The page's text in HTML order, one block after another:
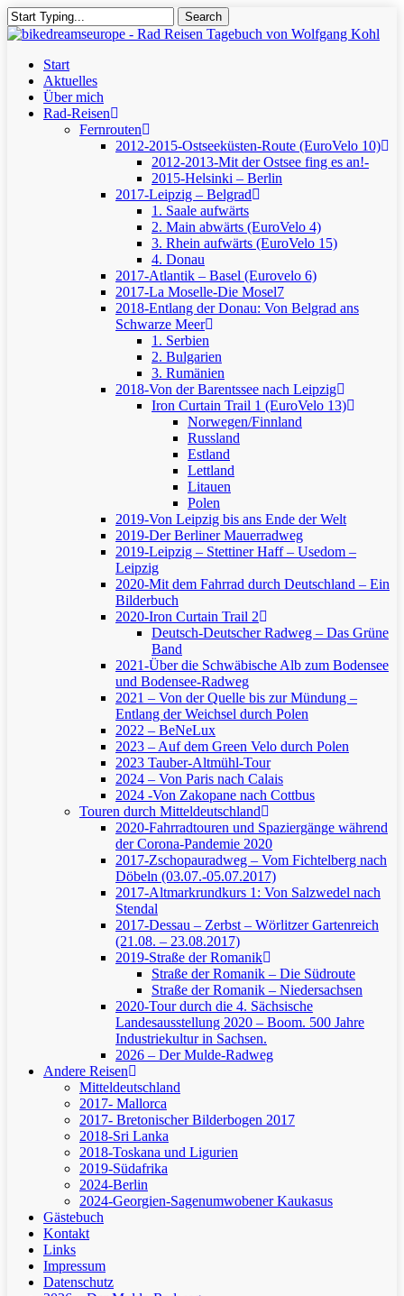
Skip
to
content
Search
Close
Menu
Start
Aktuelles
Über mich
Rad-Reisen
Fernrouten
2012-2015-Ostseeküsten-Route (EuroVelo 10)
2012-2013-Mit der Ostsee fing es an!-
2015-Helsinki – Berlin
2017-Leipzig – Belgrad
1. Saale aufwärts
2. Main abwärts (EuroVelo 4)
3. Rhein aufwärts (EuroVelo 15)
4. Donau
2017-Atlantik – Basel (Eurovelo 6)
2017-La Moselle-Die Mosel7
2018-Entlang der Donau: Von Belgrad ans
Schwarze Meer
1. Serbien
2. Bulgarien
3. Rumänien
2018-Von der Barentssee nach Leipzig
Iron Curtain Trail 1 (EuroVelo 13)
Norwegen/Finnland
Russland
Estland
Lettland
Litauen
Polen
2019-Von Leipzig bis ans Ende der Welt
2019-Der Berliner Mauerradweg
2019-Leipzig – Stettiner Haff – Usedom –
Leipzig
2020-Mit dem Fahrrad durch Deutschland – Ein
Bilderbuch
2020-Iron Curtain Trail 2
Deutsch-Deutscher Radweg – Das Grüne
Band
2021-Über die Schwäbische Alb zum Bodensee
und Bodensee-Radweg
2021 – Von der Quelle bis zur Mündung –
Entlang der Weichsel durch Polen
2022 – BeNeLux
2023 – Auf dem Green Velo durch Polen
2023 Tauber-Altmühl-Tour
2024 – Von Paris nach Calais
2024 -Von Zakopane nach Cottbus
Touren durch Mitteldeutschland
2020-Fahrradtouren und Spaziergänge während
der Corona-Pandemie 2020
2017-Zschopauradweg – Vom Fichtelberg nach
Döbeln (03.07.-05.07.2017)
2017-Altmarkrundkurs 1: Von Salzwedel nach
Stendal
2017-Dessau – Zerbst – Wörlitzer Gartenreich
(21.08. – 23.08.2017)
2019-Straße der Romanik
Straße der Romanik – Die Südroute
Straße der Romanik – Niedersachsen
2020-Tour durch die 4. Sächsische
Landesausstellung 2020 – Boom. 500 Jahre
Industriekultur in Sachsen.
2026 – Der Mulde-Radweg
Andere Reisen
Mitteldeutschland
2017- Mallorca
2017- Bretonischer Bilderbogen 2017
2018-Sri Lanka
2018-Toskana und Ligurien
2019-Südafrika
2024-Berlin
2024-Georgien-Sagenumwobener Kaukasus
Gästebuch
Kontakt
Links
Impressum
Datenschutz